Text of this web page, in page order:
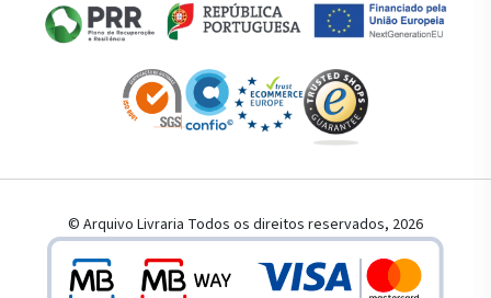
© Arquivo Livraria Todos os direitos reservados, 2026